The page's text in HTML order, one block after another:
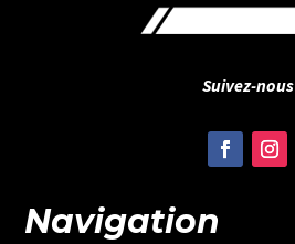
Suivez-nous
Navigation